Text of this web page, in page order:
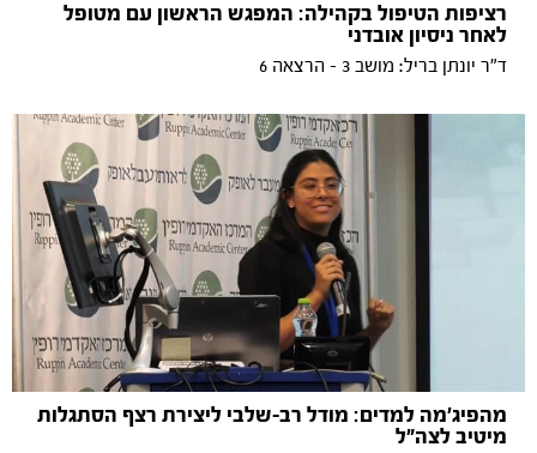
רציפות הטיפול בקהילה: המפגש הראשון עם מטופל
לאחר ניסיון אובדני
ד"ר יונתן בריל: מושב 3 - הרצאה 6
מהפיג'מה למדים: מודל רב-שלבי ליצירת רצף הסתגלות
מיטיב לצה"ל